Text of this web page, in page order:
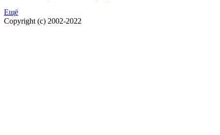
Ещё
Copyright (c) 2002-2022